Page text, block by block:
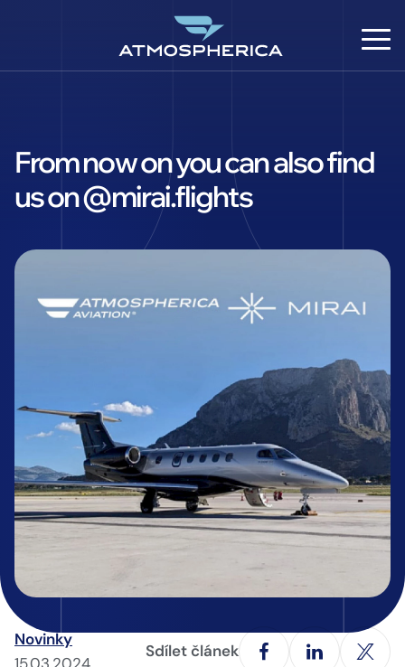
CS
From now on you can also find
us on @mirai.flights
Novinky
15.03.2024
Sdílet článek